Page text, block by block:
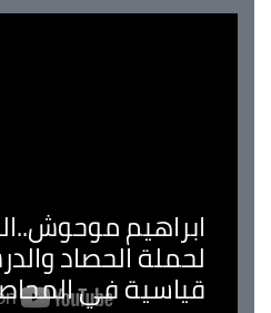
ابراهيم
لحملة الحصاد
قياسية في